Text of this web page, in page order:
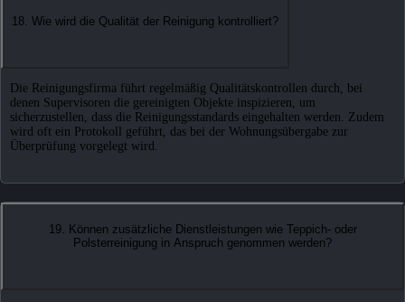
18. Wie wird die Qualität der Reinigung kontrolliert?
Die Reinigungsfirma führt regelmäßig Qualitätskontrollen durch, bei
denen Supervisoren die gereinigten Objekte inspizieren, um
sicherzustellen, dass die Reinigungsstandards eingehalten werden. Zudem
wird oft ein Protokoll geführt, das bei der Wohnungsübergabe zur
Überprüfung vorgelegt wird.
19. Können zusätzliche Dienstleistungen wie Teppich- oder
Polsterreinigung in Anspruch genommen werden?